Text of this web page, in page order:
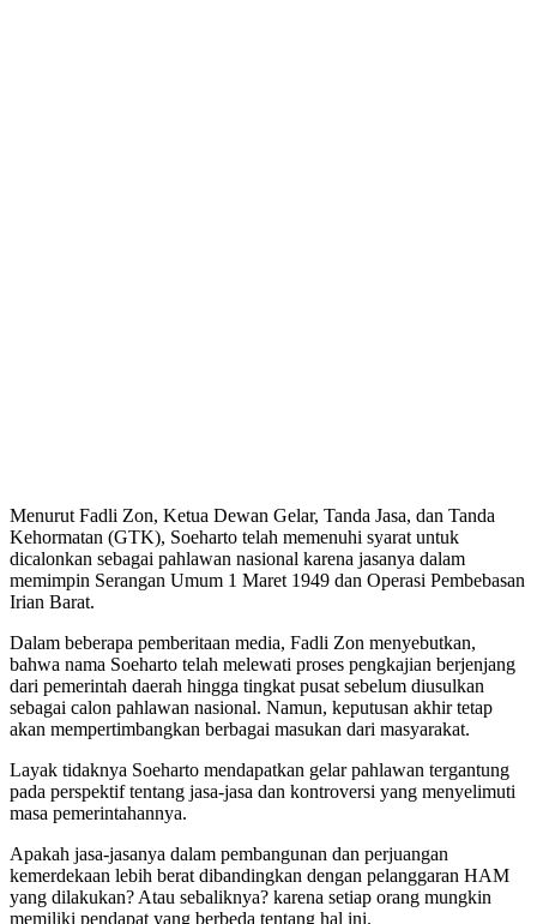
Menurut Fadli Zon, Ketua Dewan Gelar, Tanda Jasa, dan Tanda
Kehormatan (GTK), Soeharto telah memenuhi syarat untuk
dicalonkan sebagai pahlawan nasional karena jasanya dalam
memimpin Serangan Umum 1 Maret 1949 dan Operasi Pembebasan
Irian Barat.
Dalam beberapa pemberitaan media, Fadli Zon menyebutkan,
bahwa nama Soeharto telah melewati proses pengkajian berjenjang
dari pemerintah daerah hingga tingkat pusat sebelum diusulkan
sebagai calon pahlawan nasional. Namun, keputusan akhir tetap
akan mempertimbangkan berbagai masukan dari masyarakat.
Layak tidaknya Soeharto mendapatkan gelar pahlawan tergantung
pada perspektif tentang jasa-jasa dan kontroversi yang menyelimuti
masa pemerintahannya.
Apakah jasa-jasanya dalam pembangunan dan perjuangan
kemerdekaan lebih berat dibandingkan dengan pelanggaran HAM
yang dilakukan? Atau sebaliknya? karena setiap orang mungkin
memiliki pendapat yang berbeda tentang hal ini.